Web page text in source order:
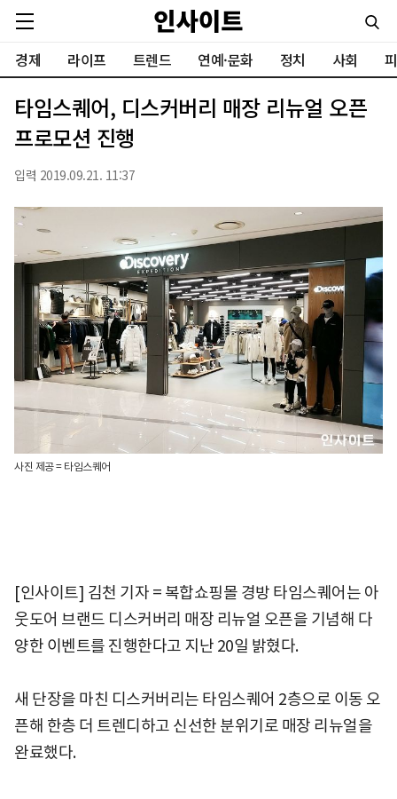
경제 라이프 트렌드 연예·문화 정치 사회
타임스퀘어, 디스커버리 매장 리뉴얼 오픈
프로모션 진행
입력 2019.09.21. 11:37
사진 제공 = 타임스퀘어
[인사이트] 김천 기자 = 복합쇼핑몰 경방 타임스퀘어는 아
웃도어 브랜드 디스커버리 매장 리뉴얼 오픈을 기념해 다
양한 이벤트를 진행한다고 지난 20일 밝혔다.
새 단장을 마친 디스커버리는 타임스퀘어 2층으로 이동 오
픈해 한층 더 트렌디하고 신선한 분위기로 매장 리뉴얼을
완료했다.